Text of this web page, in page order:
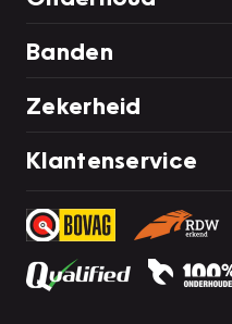
Banden
Zekerheid
Klantenservice